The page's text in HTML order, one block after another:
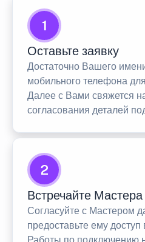
1
Оставьте заявку
Достаточно Вашего
мобильного телефона
Далее с Вами свяжется
согласования деталей
2
Встречайте Мастера
Согласуйте с Мастером
предоставьте ему